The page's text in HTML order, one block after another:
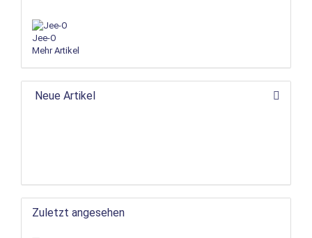
Jee-O
Mehr Artikel
Neue Artikel
Zuletzt angesehen